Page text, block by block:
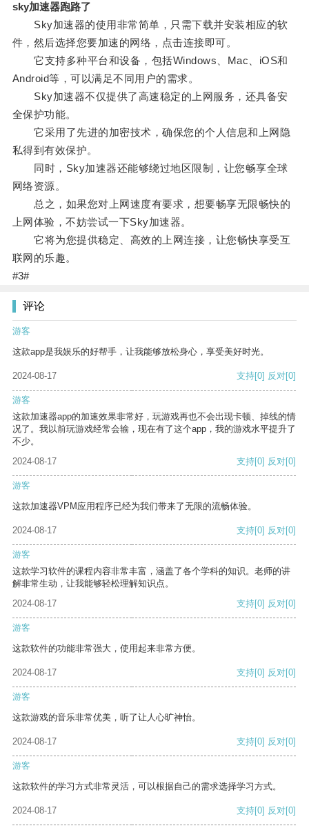
sky加速器跑路了
Sky加速器的使用非常简单，只需下载并安装相应的软
件，然后选择您要加速的网络，点击连接即可。
它支持多种平台和设备，包括Windows、Mac、iOS和
Android等，可以满足不同用户的需求。
Sky加速器不仅提供了高速稳定的上网服务，还具备安
全保护功能。
它采用了先进的加密技术，确保您的个人信息和上网隐
私得到有效保护。
同时，Sky加速器还能够绕过地区限制，让您畅享全球
网络资源。
总之，如果您对上网速度有要求，想要畅享无限畅快的
上网体验，不妨尝试一下Sky加速器。
它将为您提供稳定、高效的上网连接，让您畅快享受互
联网的乐趣。
#3#
评论
游客
这款app是我娱乐的好帮手，让我能够放松身心，享受美好时光。
2024-08-17 支持[0] 反对[0]
游客
这款加速器app的加速效果非常好，玩游戏再也不会出现卡顿、掉线的情
况了。我以前玩游戏经常会输，现在有了这个app，我的游戏水平提升了
不少。
2024-08-17
支持[0] 反对[0]
游客
这款加速器VPM应用程序已经为我们带来了无限的流畅体验。
2024-08-17 支持[0] 反对[0]
游客
这款学习软件的课程内容非常丰富，涵盖了各个学科的知识。老师的讲
解非常生动，让我能够轻松理解知识点。
2024-08-17
支持[0] 反对[0]
游客
这款软件的功能非常强大，使用起来非常方便。
2024-08-17 支持[0] 反对[0]
游客
这款游戏的音乐非常优美，听了让人心旷神怡。
2024-08-17 支持[0] 反对[0]
游客
这款软件的学习方式非常灵活，可以根据自己的需求选择学习方式。
2024-08-17 支持[0] 反对[0]